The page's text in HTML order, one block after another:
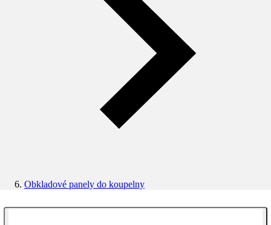
Obkladové panely do koupelny